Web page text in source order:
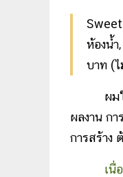
ห้องน้ำ
บาท (
ผม
ผลงาน กา
การสร้าง
เนื่